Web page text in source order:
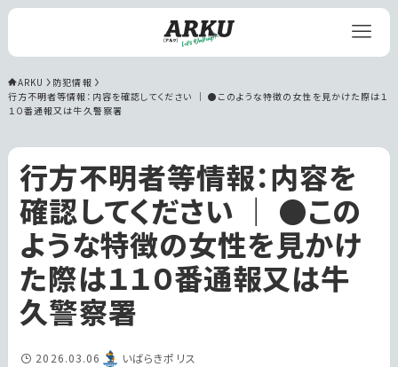
ARKU
防犯情報
行方不明者等情報：内容を確認してください ｜ ●このような特徴の女性を見かけた際は１
１０番通報又は牛久警察署
行方不明者等情報：内容を
確認してください ｜ ●この
ような特徴の女性を見かけ
た際は１１０番通報又は牛
久警察署
2026.03.06 いばらきポリス